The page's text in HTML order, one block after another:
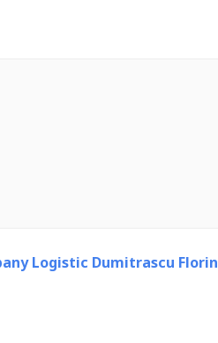
Logistic Dumitrascu Florin